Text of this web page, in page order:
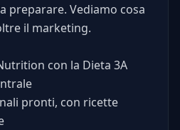
preparare. Vediamo cosa
il marketing.
con la Dieta 3A
pronti, con ricette